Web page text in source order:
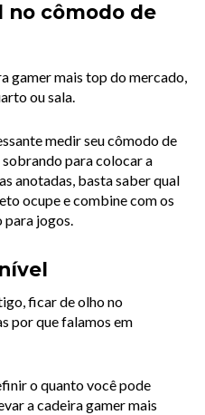
no cômodo de
gamer mais top do mercado,
ou sala.
medir seu cômodo de
para colocar a
anotadas, basta saber qual
ocupe e combine com os
para jogos.
ficar de olho no
por que falamos em
o quanto você pode
a cadeira gamer mais